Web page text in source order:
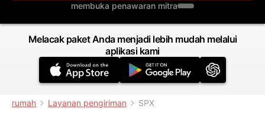
membuka penawaran mitra
Melacak paket Anda menjadi lebih mudah melalui
aplikasi kami
rumah Layanan pengiriman SPX